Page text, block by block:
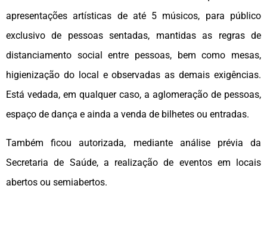
apresentações artísticas de até 5 músicos, para público
exclusivo de pessoas sentadas, mantidas as regras de
distanciamento social entre pessoas, bem como mesas,
higienização do local e observadas as demais exigências.
Está vedada, em qualquer caso, a aglomeração de pessoas,
espaço de dança e ainda a venda de bilhetes ou entradas.
Também ficou autorizada, mediante análise prévia da
Secretaria de Saúde, a realização de eventos em locais
abertos ou semiabertos.